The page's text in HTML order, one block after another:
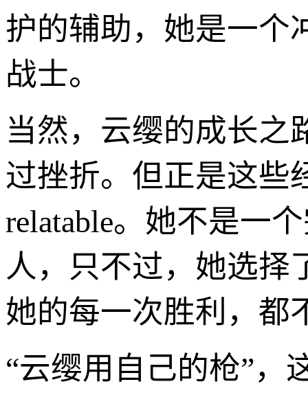
护的辅助，她是一个
战士。
当然，云缨的成长之
过挫折。但正是这些
relatable。她不是一
人，只不过，她选择
她的每一次胜利，都
“云缨用自己的枪”，